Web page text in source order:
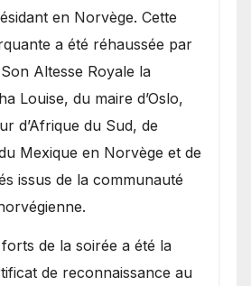
en Norvège. Cette
a été réhaussée par
Altesse Royale la
Louise, du maire d’Oslo,
d’Afrique du Sud, de
Mexique en Norvège et de
issus de la communauté
forts de la soirée a été la
de reconnaissance au